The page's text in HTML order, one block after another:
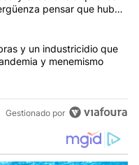
pensar que hubo
"Récord histórico de
y un industricidio que
y menemismo
Gestionado por